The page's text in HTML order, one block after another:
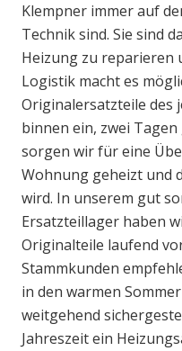
Klempner immer auf
Technik sind. Sie sind
Heizung zu reparieren
Logistik macht es
Originalersatzteile des
binnen ein, zwei
sorgen wir für eine
Wohnung geheizt und
wird. In unserem gut
Ersatzteillager haben
Originalteile laufend
Stammkunden
in den warmen
weitgehend
Jahreszeit ein